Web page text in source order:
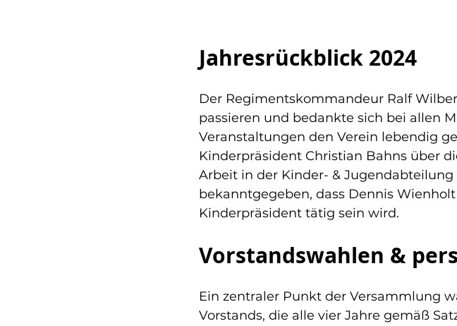
Jahresrückblick 2024
Der Regimentskommandeur Ralf
passieren und bedankte sich bei allen
Veranstaltungen den Verein lebendig
Kinderpräsident Christian Bahns über
Arbeit in der Kinder- &
bekanntgegeben, dass Dennis
Kinderpräsident tätig sein wird.
Vorstandswahlen &
Ein zentraler Punkt der Versammlung
Vorstands, die alle vier Jahre gemäß